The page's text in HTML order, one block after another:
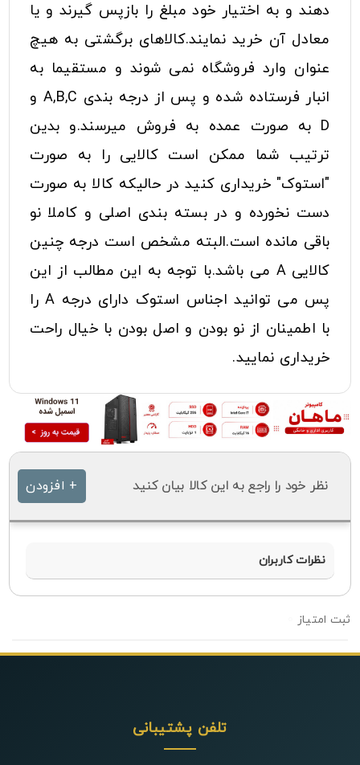
دهند و به اختیار خود مبلغ را بازپس گیرند و یا
معادل آن خرید نمایند.کالاهای برگشتی به هیچ
عنوان وارد فروشگاه نمی شوند و مستقیما به
انبار فرستاده شده و پس از درجه بندی A,B,C و
D به صورت عمده به فروش میرسند.و بدین
ترتیب شما ممکن است کالایی را به صورت
"استوک" خریداری کنید در حالیکه کالا به صورت
دست نخورده و در بسته بندی اصلی و کاملا نو
باقی مانده است.البته مشخص است درجه چنین
کالایی A می باشد.با توجه به این مطالب از این
پس می توانید اجناس استوک دارای درجه A را
با اطمینان از نو بودن و اصل بودن با خیال راحت
خریداری نمایید.
نظر خود را راجع به این کالا بیان کنید + افزودن
نظرات کاربران
تلفن پشتیبانی